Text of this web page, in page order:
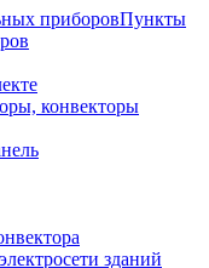
Пункты
конвекторы